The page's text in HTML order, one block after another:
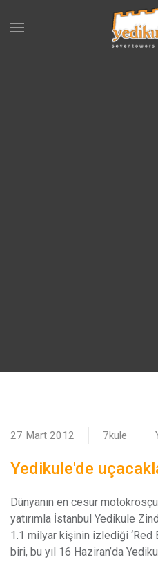
27 Mart 2012 7kule
Yedikule'de
Dünyanın en cesur
yatırımla İstanbul Yedikule
1.1 milyar kişinin izlediği ‘Red
biri, bu yıl 16 Haziran’da